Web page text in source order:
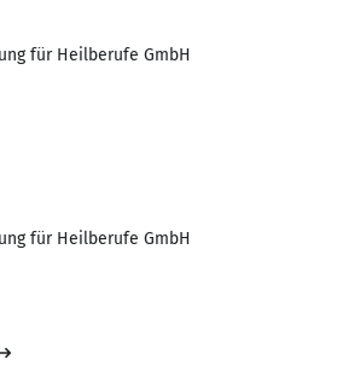
für Heilberufe GmbH
für Heilberufe GmbH